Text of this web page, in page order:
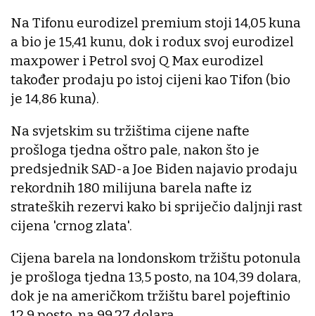
Na Tifonu eurodizel premium stoji 14,05 kuna
a bio je 15,41 kunu, dok i rodux svoj eurodizel
maxpower i Petrol svoj Q Max eurodizel
također prodaju po istoj cijeni kao Tifon (bio
je 14,86 kuna).
Na svjetskim su tržištima cijene nafte
prošloga tjedna oštro pale, nakon što je
predsjednik SAD-a Joe Biden najavio prodaju
rekordnih 180 milijuna barela nafte iz
strateških rezervi kako bi spriječio daljnji rast
cijena 'crnog zlata'.
Cijena barela na londonskom tržištu potonula
je prošloga tjedna 13,5 posto, na 104,39 dolara,
dok je na američkom tržištu barel pojeftinio